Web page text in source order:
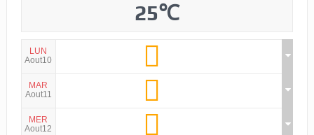
25℃
LUN
Aout10
MAR
Aout11
MER
Aout12